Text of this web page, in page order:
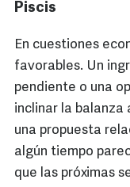
Piscis
En cuestiones
favorables. Un
pendiente o una
inclinar la balanza
una propuesta
algún tiempo
que las próximas